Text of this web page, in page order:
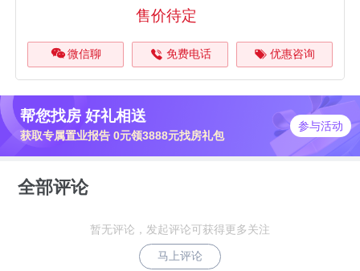
售价待定
微信聊 免费电话 优惠咨询
帮您找房 好礼相送
获取专属置业报告 0元领3888元找房礼包
参与活动
全部评论
暂无评论，发起评论可获得更多关注
马上评论